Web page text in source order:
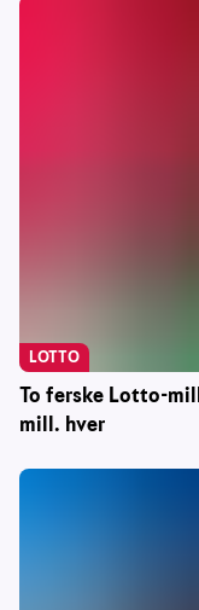
To ferske Lotto-
mill. hver
LOTTO